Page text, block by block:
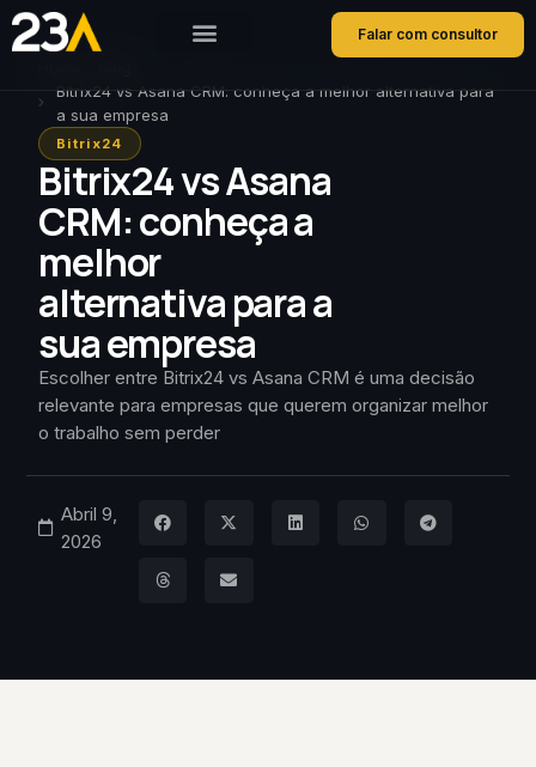
Falar com consultor
Bitrix24 vs Asana CRM: conheça a melhor alternativa para
a sua empresa
Bitrix24
Bitrix24 vs Asana
CRM: conheça a
melhor
alternativa para a
sua empresa
Escolher entre Bitrix24 vs Asana CRM é uma decisão
relevante para empresas que querem organizar melhor
o trabalho sem perder
Abril 9,
2026